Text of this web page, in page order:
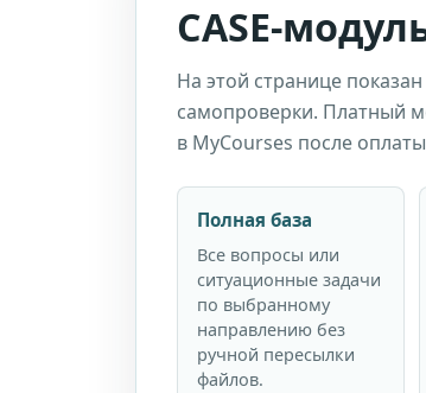
CASE-
На этой странице
самопроверки. Платный
в MyCourses после
Полная база
Все вопросы или
ситуационные задачи
по выбранному
направлению без
ручной пересылки
файлов.